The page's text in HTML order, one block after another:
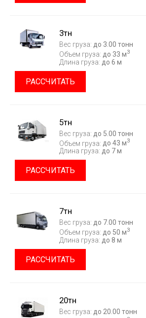
3тн
Вес груза: до 3.00 тонн
Объем груза: до 33 м3
Длина груза: до 6 м
РАССЧИТАТЬ
5тн
Вес груза: до 5.00 тонн
Объем груза: до 43 м3
Длина груза: до 7 м
РАССЧИТАТЬ
7тн
Вес груза: до 7.00 тонн
Объем груза: до 50 м3
Длина груза: до 8 м
РАССЧИТАТЬ
20тн
Вес груза: до 20.00 тонн